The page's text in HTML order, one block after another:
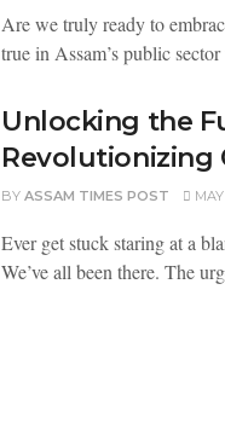
Are we truly ready to
true in Assam’s public
Unlocking the
Revolutionizing
BY ASSAM TIMES POST
Ever get stuck staring at a
We’ve all been there. The